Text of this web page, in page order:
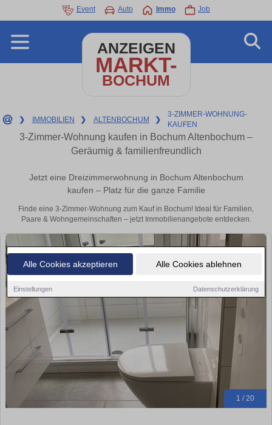
Alle Cookies akzeptieren Alle Cookies ablehnen
Einstellungen Datenschutzerklärung
Event Auto Immo Job
ANZEIGEN
MARKT-
BOCHUM
❯ IMMOBILIEN ❯ ALTENBOCHUM ❯
3-ZIMMER-WOHNUNG-
KAUFEN
3-Zimmer-Wohnung kaufen in Bochum Altenbochum –
Geräumig & familienfreundlich
Jetzt eine Dreizimmerwohnung in Bochum Altenbochum
kaufen – Platz für die ganze Familie
Finde eine 3-Zimmer-Wohnung zum Kauf in Bochum! Ideal für Familien,
Paare & Wohngemeinschaften – jetzt Immobilienangebote entdecken.
1 / 20